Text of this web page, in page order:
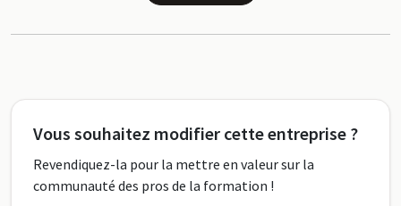
Vous souhaitez modifier cette entreprise ?
Revendiquez-la pour la mettre en valeur sur la
communauté des pros de la formation !